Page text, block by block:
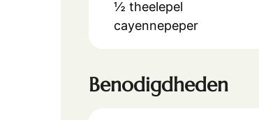
½ theelepel
cayennepeper
Benodigdheden